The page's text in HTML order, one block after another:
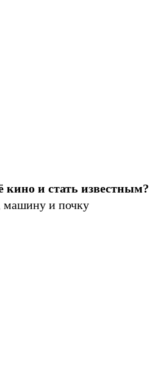
кино и стать известным?
машину и почку